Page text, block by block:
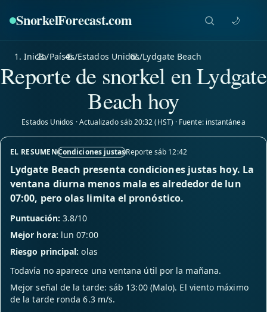
SnorkelForecast.com 🌙
Inicio/Países/Estados Unidos/Lydgate Beach
Reporte de snorkel en Lydgate
Beach hoy
Estados Unidos · Actualizado sáb 20:32 (HST) · Fuente: instantánea
EL RESUMENCondiciones justasReporte sáb 12:42
Lydgate Beach presenta condiciones justas hoy. La
ventana diurna menos mala es alrededor de lun
07:00, pero olas limita el pronóstico.
Puntuación: 3.8/10
Mejor hora: lun 07:00
Riesgo principal: olas
Todavía no aparece una ventana útil por la mañana.
Mejor señal de la tarde: sáb 13:00 (Malo). El viento máximo
de la tarde ronda 6.3 m/s.